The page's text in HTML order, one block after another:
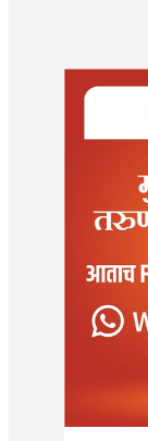
पाहून...!